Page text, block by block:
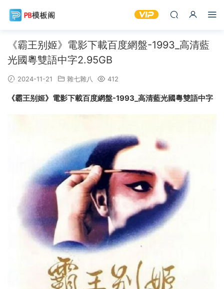
《霸王别姬》電影下載百度網盤-1993_高清藍
光國粵雙語中字2.95GB
2024-11-21 雜七雜八 412
《霸王别姬》電影下載百度網盤-1993_高清藍光國粵雙語中字